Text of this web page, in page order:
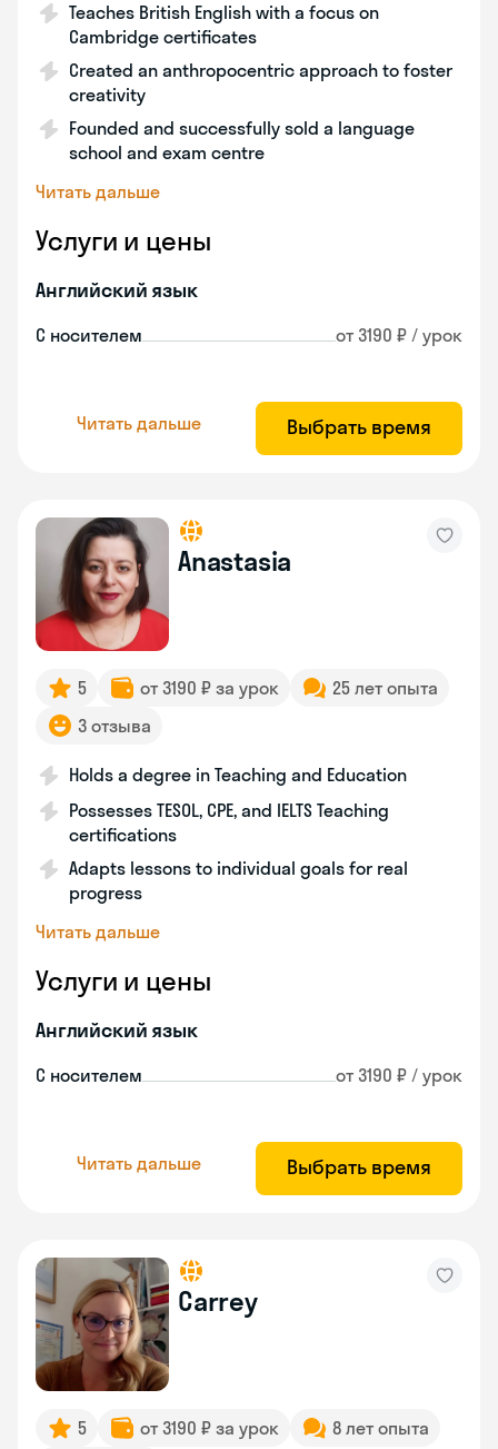
Teaches British English with a focus on
Cambridge certificates
Created an anthropocentric approach to foster
creativity
Founded and successfully sold a language
school and exam centre
Читать дальше
Услуги и цены
Английский язык
С носителем от 3190 ₽ / урок
Читать дальше Выбрать время
Anastasia
5 от 3190 ₽ за урок
25 лет опыта
3 отзыва
Holds a degree in Teaching and Education
Possesses TESOL, CPE, and IELTS Teaching
certifications
Adapts lessons to individual goals for real
progress
Читать дальше
Услуги и цены
Английский язык
С носителем от 3190 ₽ / урок
Читать дальше Выбрать время
Carrey
5 от 3190 ₽ за урок
8 лет опыта